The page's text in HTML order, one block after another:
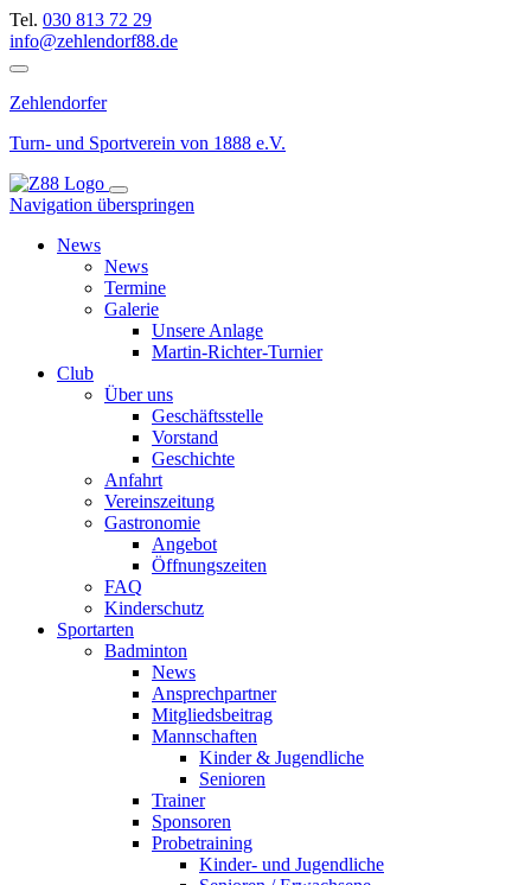
Tel. 030 813 72 29
info@zehlendorf88.de
Zehlendorfer
Turn- und Sportverein von 1888 e.V.
Navigation überspringen
News
News
Termine
Galerie
Unsere Anlage
Martin-Richter-Turnier
Club
Über uns
Geschäftsstelle
Vorstand
Geschichte
Anfahrt
Vereinszeitung
Gastronomie
Angebot
Öffnungszeiten
FAQ
Kinderschutz
Sportarten
Badminton
News
Ansprechpartner
Mitgliedsbeitrag
Mannschaften
Kinder & Jugendliche
Senioren
Trainer
Sponsoren
Probetraining
Kinder- und Jugendliche